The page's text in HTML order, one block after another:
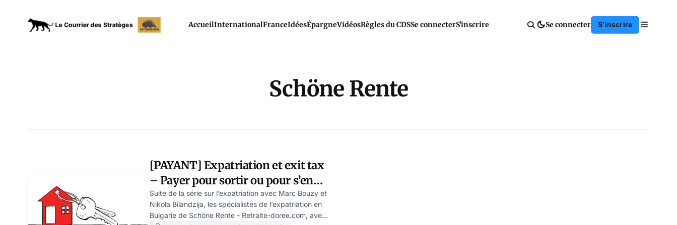
AccueilInternationalFranceIdéesÉpargneVidéosRègles du CDSSe connecterS'inscrire Se connecter S'inscrire
Schöne Rente
[PAYANT] Expatriation et exit tax
– Payer pour sortir ou pour s’en
sortir ? Mode d’emploi – par Marc
Bouzy
Suite de la série sur l’expatriation avec Marc Bouzy et
Nikola Bilandzija, les spécialistes de l’expatriation en
Bulgarie de Schöne Rente - Retraite-doree.com, avec